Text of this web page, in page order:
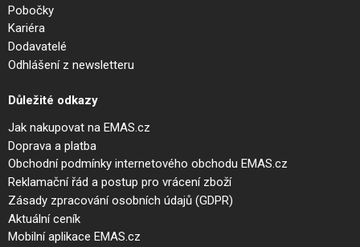
Pobočky
Kariéra
Dodavatelé
Odhlášení z newsletteru
Důležité odkazy
Jak nakupovat na EMAS.cz
Doprava a platba
Obchodní podmínky internetového obchodu EMAS.cz
Reklamační řád a postup pro vrácení zboží
Zásady zpracování osobních údajů (GDPR)
Aktuální ceník
Mobilní aplikace EMAS.cz